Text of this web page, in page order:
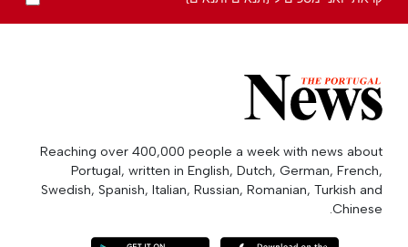
Reaching over 400,000 people a week with news about
Portugal, written in English, Dutch, German, French,
Swedish, Spanish, Italian, Russian, Romanian, Turkish and
Chinese.